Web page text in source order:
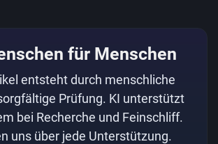
für Menschen
entsteht durch menschliche
Prüfung. KI unterstützt
bei Recherche und Feinschliff.
uns über jede Unterstützung.